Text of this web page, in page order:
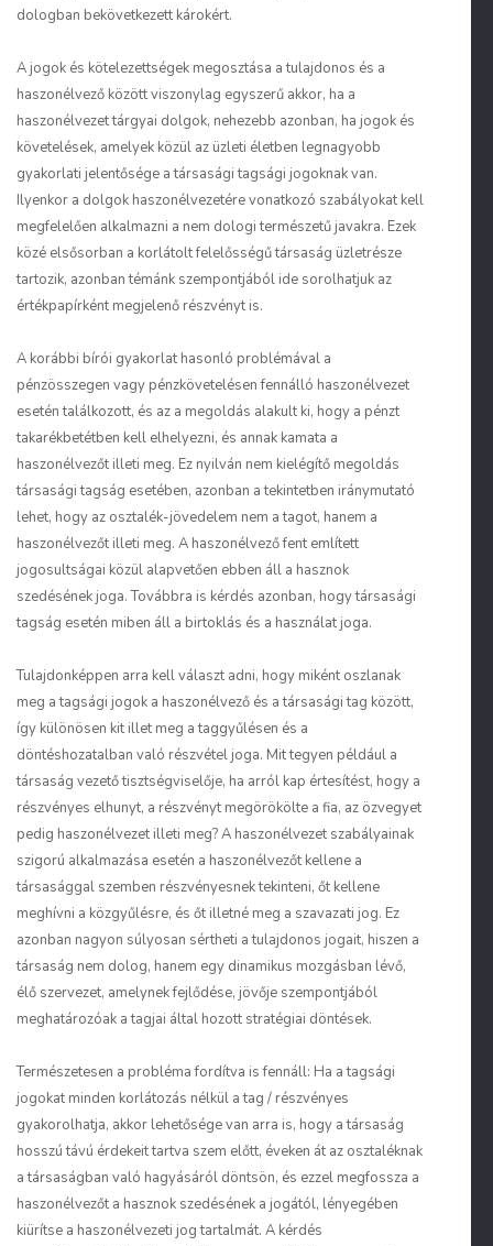
dologban bekövetkezett károkért.
A jogok és kötelezettségek megosztása a tulajdonos és a
haszonélvező között viszonylag egyszerű akkor, ha a
haszonélvezet tárgyai dolgok, nehezebb azonban, ha jogok és
követelések, amelyek közül az üzleti életben legnagyobb
gyakorlati jelentősége a társasági tagsági jogoknak van.
Ilyenkor a dolgok haszonélvezetére vonatkozó szabályokat kell
megfelelően alkalmazni a nem dologi természetű javakra. Ezek
közé elsősorban a korlátolt felelősségű társaság üzletrésze
tartozik, azonban témánk szempontjából ide sorolhatjuk az
értékpapírként megjelenő részvényt is.
A korábbi bírói gyakorlat hasonló problémával a
pénzösszegen vagy pénzkövetelésen fennálló haszonélvezet
esetén találkozott, és az a megoldás alakult ki, hogy a pénzt
takarékbetétben kell elhelyezni, és annak kamata a
haszonélvezőt illeti meg. Ez nyilván nem kielégítő megoldás
társasági tagság esetében, azonban a tekintetben iránymutató
lehet, hogy az osztalék-jövedelem nem a tagot, hanem a
haszonélvezőt illeti meg. A haszonélvező fent említett
jogosultságai közül alapvetően ebben áll a hasznok
szedésének joga. Továbbra is kérdés azonban, hogy társasági
tagság esetén miben áll a birtoklás és a használat joga.
Tulajdonképpen arra kell választ adni, hogy miként oszlanak
meg a tagsági jogok a haszonélvező és a társasági tag között,
így különösen kit illet meg a taggyűlésen és a
döntéshozatalban való részvétel joga. Mit tegyen például a
társaság vezető tisztségviselője, ha arról kap értesítést, hogy a
részvényes elhunyt, a részvényt megörökölte a fia, az özvegyet
pedig haszonélvezet illeti meg? A haszonélvezet szabályainak
szigorú alkalmazása esetén a haszonélvezőt kellene a
társasággal szemben részvényesnek tekinteni, őt kellene
meghívni a közgyűlésre, és őt illetné meg a szavazati jog. Ez
azonban nagyon súlyosan sértheti a tulajdonos jogait, hiszen a
társaság nem dolog, hanem egy dinamikus mozgásban lévő,
élő szervezet, amelynek fejlődése, jövője szempontjából
meghatározóak a tagjai által hozott stratégiai döntések.
Természetesen a probléma fordítva is fennáll: Ha a tagsági
jogokat minden korlátozás nélkül a tag / részvényes
gyakorolhatja, akkor lehetősége van arra is, hogy a társaság
hosszú távú érdekeit tartva szem előtt, éveken át az osztaléknak
a társaságban való hagyásáról döntsön, és ezzel megfossza a
haszonélvezőt a hasznok szedésének a jogától, lényegében
kiürítse a haszonélvezeti jog tartalmát. A kérdés